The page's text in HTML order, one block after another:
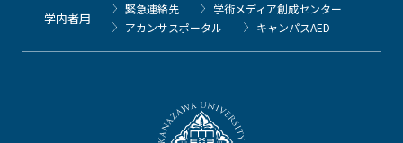
学内者用
緊急連絡先
学術メディア創成センター
アカンサスポータル
キャンパスAED